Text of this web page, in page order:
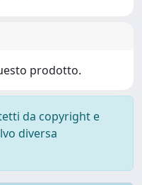
prodotto.
da copyright e
diversa